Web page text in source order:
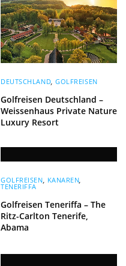
DEUTSCHLAND ,GOLFREISEN
Golfreisen Deutschland –
Weissenhaus Private Nature
Luxury Resort
GOLFREISEN KANAREN
TENERIFFA
Golfreisen Teneriffa – The
Ritz-Carlton Tenerife,
Abama